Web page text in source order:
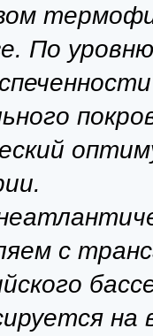
По
с
на